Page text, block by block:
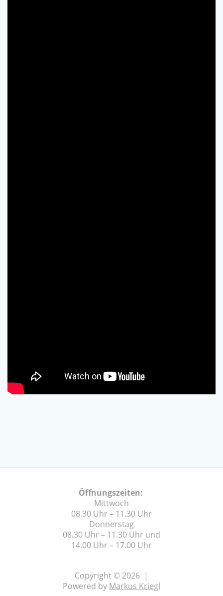
Öffnungszeiten:
Mittwoch
08.30 Uhr – 11.30 Uhr
Donnerstag
08.30 Uhr – 11.30 Uhr und
14.00 Uhr – 17.00 Uhr
Copyright © 2026 |
Powered by Markus Kriegl